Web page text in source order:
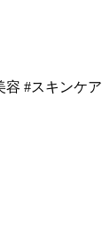
容 #スキンケア